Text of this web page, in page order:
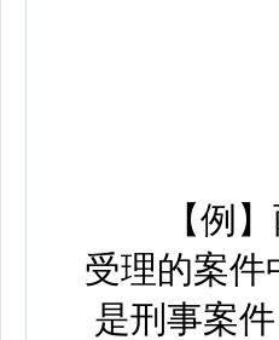
【例】两
受理的案件
是刑事案